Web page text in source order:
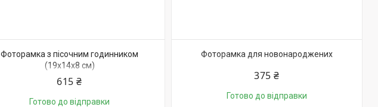
Фоторамка з пісочним годинником
(19х14х8 см)
615 ₴
Готово до відправки
Фоторамка для новонароджених
375 ₴
Готово до відправки